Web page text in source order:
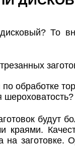
То
обработке
будут
краями.
заготовке.